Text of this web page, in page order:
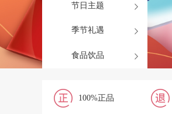
节日主题
季节礼遇
食品饮品
100%正品